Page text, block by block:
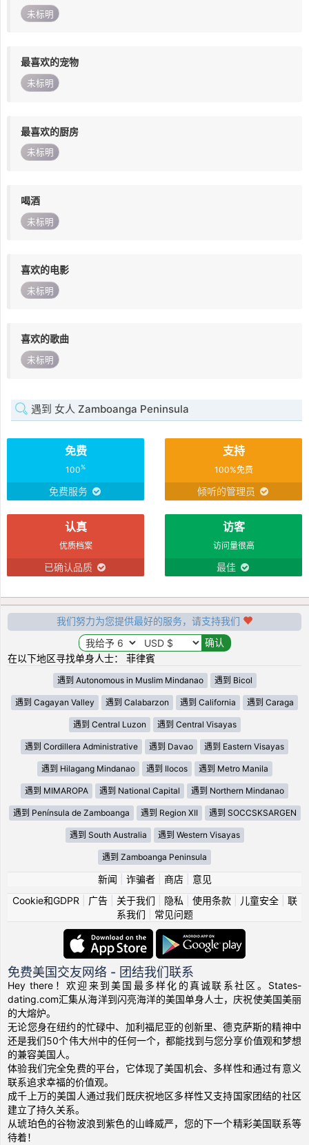
未标明
最喜欢的宠物
未标明
最喜欢的厨房
未标明
喝酒
未标明
喜欢的电影
未标明
喜欢的歌曲
未标明
遇到 女人 Zamboanga Peninsula
免费
100%
免费服务
支持
100%免费
倾听的管理员
认真
优质档案
已确认品质
访客
访问量很高
最佳
我们努力为您提供最好的服务，请支持我们
在以下地区寻找单身人士： 菲律賓
遇到 Autonomous in Muslim Mindanao 遇到 Bicol
遇到 Cagayan Valley 遇到 Calabarzon 遇到 California 遇到 Caraga
遇到 Central Luzon 遇到 Central Visayas
遇到 Cordillera Administrative 遇到 Davao 遇到 Eastern Visayas
遇到 Hilagang Mindanao 遇到 Ilocos 遇到 Metro Manila
遇到 MIMAROPA 遇到 National Capital 遇到 Northern Mindanao
遇到 Península de Zamboanga 遇到 Region XII 遇到 SOCCSKSARGEN
遇到 South Australia 遇到 Western Visayas
遇到 Zamboanga Peninsula
新闻 诈骗者| 商店| 意见
Cookie和GDPR
广告| 关于我们 隐私 使用条款| 儿童安全| 联
系我们
常见问题
免费美国交友网络 - 团结我们联系
Hey there！欢迎来到美国最多样化的真诚联系社区。States-
dating.com汇集从海洋到闪亮海洋的美国单身人士，庆祝使美国美丽
的大熔炉。
无论您身在纽约的忙碌中、加利福尼亚的创新里、德克萨斯的精神中
还是我们50个伟大州中的任何一个，都能找到与您分享价值观和梦想
的兼容美国人。
体验我们完全免费的平台，它体现了美国机会、多样性和通过有意义
联系追求幸福的价值观。
成千上万的美国人通过我们既庆祝地区多样性又支持国家团结的社区
建立了持久关系。
从琥珀色的谷物波浪到紫色的山峰威严，您的下一个精彩美国联系等
待着！